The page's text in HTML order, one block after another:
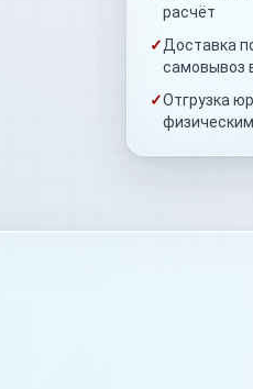
расчёт
✓Доставка
самовывоз
✓Отгрузка